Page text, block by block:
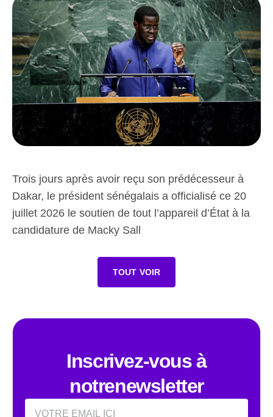
Trois jours après avoir reçu son prédécesseur à
Dakar, le président sénégalais a officialisé ce 20
juillet 2026 le soutien de tout l’appareil d’État à la
candidature de Macky Sall
TOUT VOIR
Inscrivez-vous à
notrenewsletter
Email